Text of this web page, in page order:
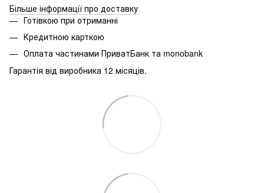
Більше інформації про доставку
Готівкою при отриманні
Кредитною карткою
Оплата частинами ПриватБанк та monobank
Гарантія від виробника 12 місяців.